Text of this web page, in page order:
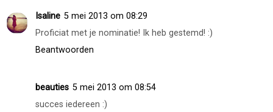
Isaline 5 mei 2013 om 08:29
Proficiat met je nominatie! Ik heb gestemd! :)
Beantwoorden
beauties 5 mei 2013 om 08:54
succes iedereen :)